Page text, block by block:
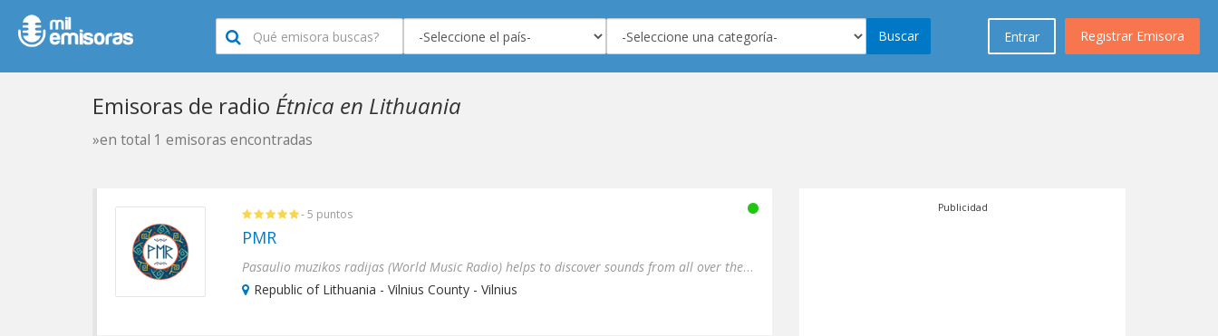
Registrar Emisora
Entrar
Buscar
Emisoras de radio Étnica en Lithuania
»en total 1 emisoras encontradas
- 5 puntos
PMR
Pasaulio muzikos radijas (World Music Radio) helps to discover sounds from all over the world and explore cultural di...
Republic of Lithuania - Vilnius County - Vilnius
Publicidad